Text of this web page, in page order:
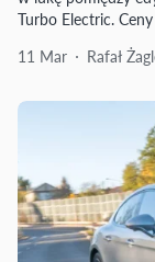
Turbo Electric.
11 Mar
Rafał